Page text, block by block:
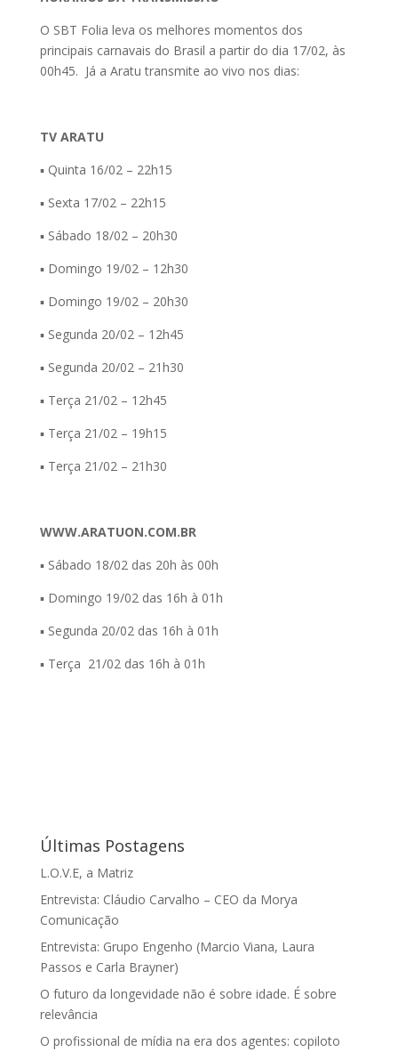
O SBT Folia leva os melhores momentos dos
principais carnavais do Brasil a partir do dia 17/02, às
00h45. Já a Aratu transmite ao vivo nos dias:
TV ARATU
▪ Quinta 16/02 – 22h15
▪ Sexta 17/02 – 22h15
▪ Sábado 18/02 – 20h30
▪ Domingo 19/02 – 12h30
▪ Domingo 19/02 – 20h30
▪ Segunda 20/02 – 12h45
▪ Segunda 20/02 – 21h30
▪ Terça 21/02 – 12h45
▪ Terça 21/02 – 19h15
▪ Terça 21/02 – 21h30
WWW.ARATUON.COM.BR
▪ Sábado 18/02 das 20h às 00h
▪ Domingo 19/02 das 16h à 01h
▪ Segunda 20/02 das 16h à 01h
▪ Terça 21/02 das 16h à 01h
Últimas Postagens
L.O.V.E, a Matriz
Entrevista: Cláudio Carvalho – CEO da Morya
Comunicação
Entrevista: Grupo Engenho (Marcio Viana, Laura
Passos e Carla Brayner)
O futuro da longevidade não é sobre idade. É sobre
relevância
O profissional de mídia na era dos agentes: copiloto